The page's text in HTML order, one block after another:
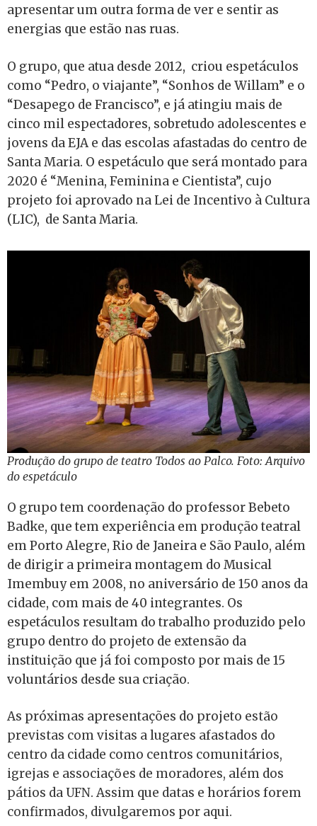
apresentar um outra forma de ver e sentir as
energias que estão nas ruas.
O grupo, que atua desde 2012, criou espetáculos
como “Pedro, o viajante”, “Sonhos de Willam” e o
“Desapego de Francisco”, e já atingiu mais de
cinco mil espectadores, sobretudo adolescentes e
jovens da EJA e das escolas afastadas do centro de
Santa Maria. O espetáculo que será montado para
2020 é “Menina, Feminina e Cientista”, cujo
projeto foi aprovado na Lei de Incentivo à Cultura
(LIC), de Santa Maria.
Produção do grupo de teatro Todos ao Palco. Foto: Arquivo
do espetáculo
O grupo tem coordenação do professor Bebeto
Badke, que tem experiência em produção teatral
em Porto Alegre, Rio de Janeira e São Paulo, além
de dirigir a primeira montagem do Musical
Imembuy em 2008, no aniversário de 150 anos da
cidade, com mais de 40 integrantes. Os
espetáculos resultam do trabalho produzido pelo
grupo dentro do projeto de extensão da
instituição que já foi composto por mais de 15
voluntários desde sua criação.
As próximas apresentações do projeto estão
previstas com visitas a lugares afastados do
centro da cidade como centros comunitários,
igrejas e associações de moradores, além dos
pátios da UFN. Assim que datas e horários forem
confirmados, divulgaremos por aqui.